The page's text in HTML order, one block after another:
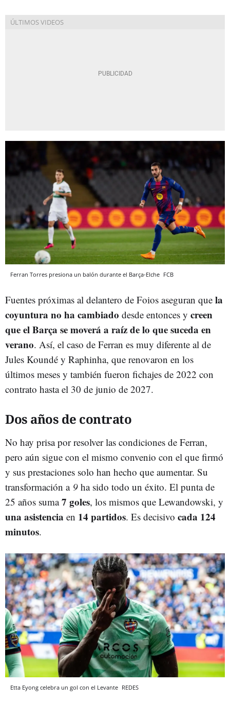
Ferran Torres presiona un balón durante el Barça-Elche FCB
Fuentes próximas al delantero de Foios aseguran que la
coyuntura no ha cambiado desde entonces y creen
que el Barça se moverá a raíz de lo que suceda en
verano. Así, el caso de Ferran es muy diferente al de
Jules Koundé y Raphinha, que renovaron en los
últimos meses y también fueron fichajes de 2022 con
contrato hasta el 30 de junio de 2027.
Dos años de contrato
No hay prisa por resolver las condiciones de Ferran,
pero aún sigue con el mismo convenio con el que firmó
y sus prestaciones solo han hecho que aumentar. Su
transformación a 9 ha sido todo un éxito. El punta de
25 años suma7 goles, los mismos que Lewandowski, y
una asistencia en 14 partidos. Es decisivo cada 124
minutos.
Etta Eyong celebra un gol con el Levante REDES